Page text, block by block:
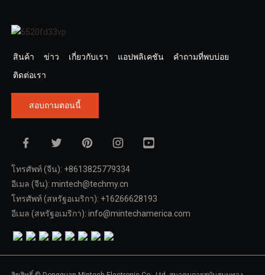
สินค้า ข่าว เกี่ยวกับเรา แอปพลิเคชัน
คำถามที่พบบ่อย
ติดต่อเรา
สอบถามตอนนี้
โทรศัพท์ (จีน): +8613825779334
อีเมล (จีน): mintech@techmy.cn
โทรศัพท์ (สหรัฐอเมริกา): +16266628193
อีเมล (สหรัฐอเมริกา): info@mintechamerica.com